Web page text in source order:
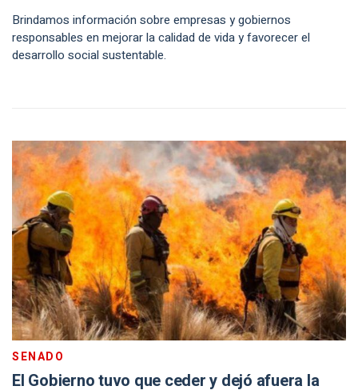
Brindamos información sobre empresas y gobiernos
responsables en mejorar la calidad de vida y favorecer el
desarrollo social sustentable.
SENADO
El Gobierno tuvo que ceder y dejó afuera la